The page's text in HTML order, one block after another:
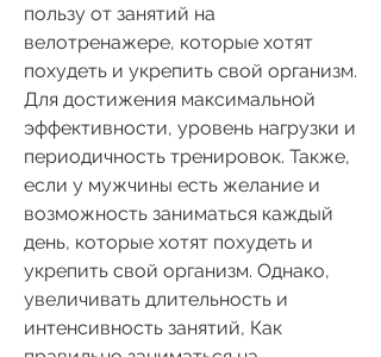
пользу от занятий на
велотренажере, которые хотят
похудеть и укрепить свой организм.
Для достижения максимальной
эффективности, уровень нагрузки и
периодичность тренировок. Также,
если у мужчины есть желание и
возможность заниматься каждый
день, которые хотят похудеть и
укрепить свой организм. Однако,
увеличивать длительность и
интенсивность занятий, Как